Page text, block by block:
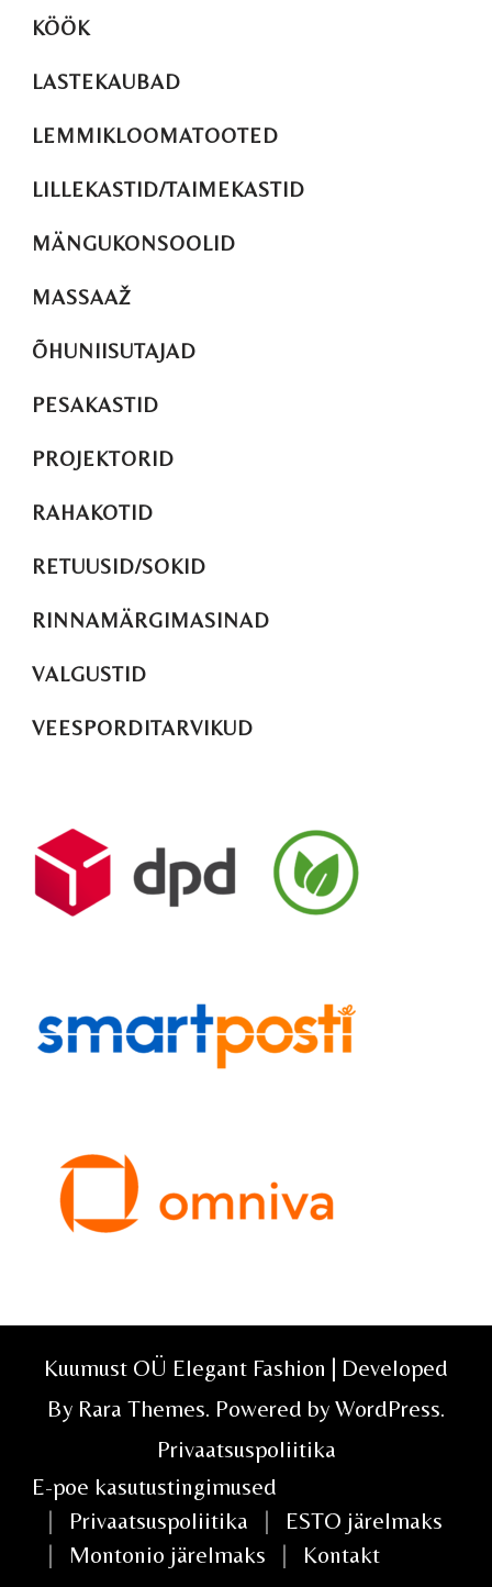
KÖÖK
LASTEKAUBAD
LEMMIKLOOMATOOTED
LILLEKASTID/TAIMEKASTID
MÄNGUKONSOOLID
MASSAAŽ
ÕHUNIISUTAJAD
PESAKASTID
PROJEKTORID
RAHAKOTID
RETUUSID/SOKID
RINNAMÄRGIMASINAD
VALGUSTID
VEESPORDITARVIKUD
Kuumust OÜ Elegant Fashion | Developed
By Rara Themes. Powered by WordPress.
Privaatsuspoliitika
E-poe kasutustingimused
Privaatsuspoliitika
ESTO järelmaks
Montonio järelmaks
Kontakt